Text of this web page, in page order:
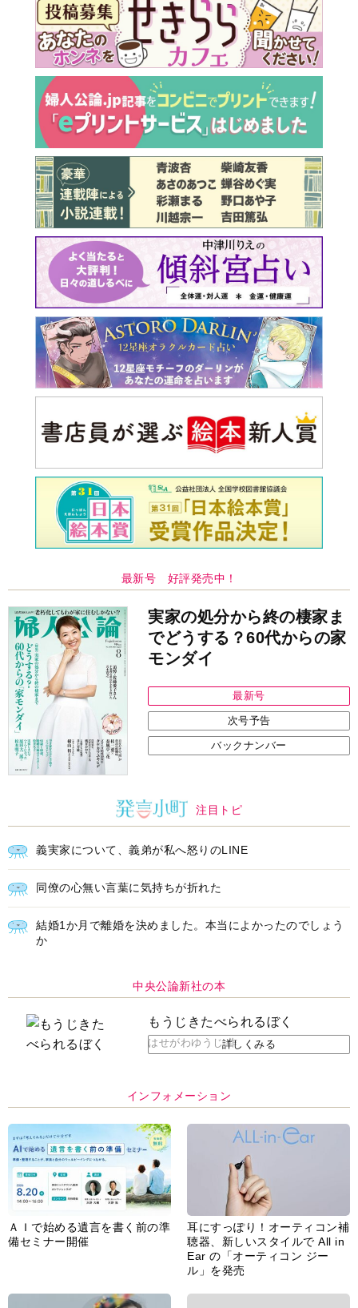
最新号 好評発売中！
実家の処分から終の棲家ま
でどうする？60代からの家
モンダイ
最新号
次号予告
バックナンバー
注目トピ
義実家について、義弟が私へ怒りのLINE
同僚の心無い言葉に気持ちが折れた
結婚1か月で離婚を決めました。本当によかったのでしょう
か
中央公論新社の本
もうじきたべられるぼく
はせがわゆうじ 作詳しくみる
インフォメーション
ＡＩで始める遺言を書く前の準
備セミナー開催
耳にすっぽり！オーティコン補
聴器、新しいスタイルで All in
Ear の「オーティコン ジー
ル」を発売